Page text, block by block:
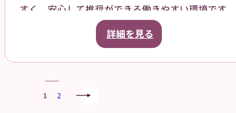
すく、安心して推奨ができる働きやすい環境です。
島根県・鳥取県のドラッグストア・ホームセンタ
ー・GMSなどでご就業頂きます。スタッフ登録後
詳細を見る
1 2